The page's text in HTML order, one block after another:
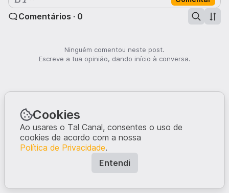
Comentários · 0
Ninguém comentou neste post.
Escreve a tua opinião, dando início à conversa.
Cookies
Ao usares o Tal Canal, consentes o uso de
cookies de acordo com a nossa
Política de Privacidade.
Entendi